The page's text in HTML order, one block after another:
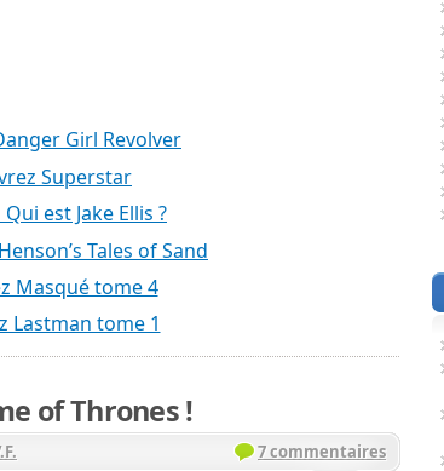
Girl Revolver
Superstar
est Jake Ellis ?
Tales of Sand
Masqué tome 4
Lastman tome 1
of Thrones !
7 commentaires